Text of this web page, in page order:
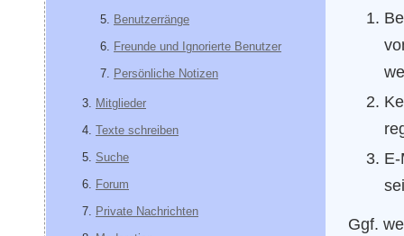
Benutzerränge
Freunde und Ignorierte Benutzer
Persönliche Notizen
Mitglieder
Texte schreiben
Suche
Forum
Private Nachrichten
Ggf.